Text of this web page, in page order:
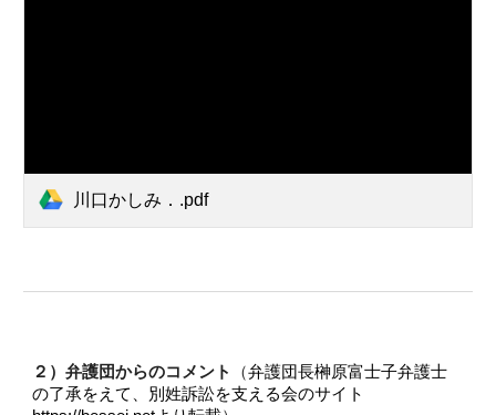
川口かしみ．.pdf
２）弁護団からのコメント （弁護団長榊原富士子弁護士
の了承をえて、別姓訴訟を支える会のサイト